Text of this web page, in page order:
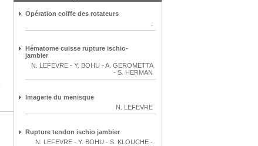
Opération coiffe des rotateurs
Hématome cuisse rupture ischio-
jambier
N. LEFEVRE - Y. BOHU - A. GEROMETTA
- S. HERMAN
Imagerie du menisque
N. LEFEVRE
Rupture tendon ischio jambier
N. LEFEVRE - Y. BOHU - S. KLOUCHE -